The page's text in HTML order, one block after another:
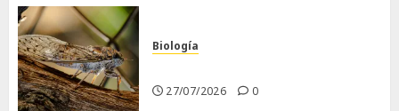
Biología
27/07/2026 0